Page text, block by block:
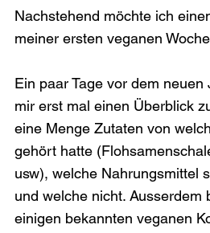
Nachstehend möchte ich
meiner ersten veganen
Ein paar Tage vor dem neuen
mir erst mal einen Überblick
eine Menge Zutaten von
gehört hatte
usw), welche Nahrungsmittel
und welche nicht. Ausserdem
einigen bekannten veganen